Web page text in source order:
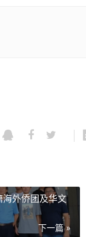
海外侨团及华文
下一篇 »